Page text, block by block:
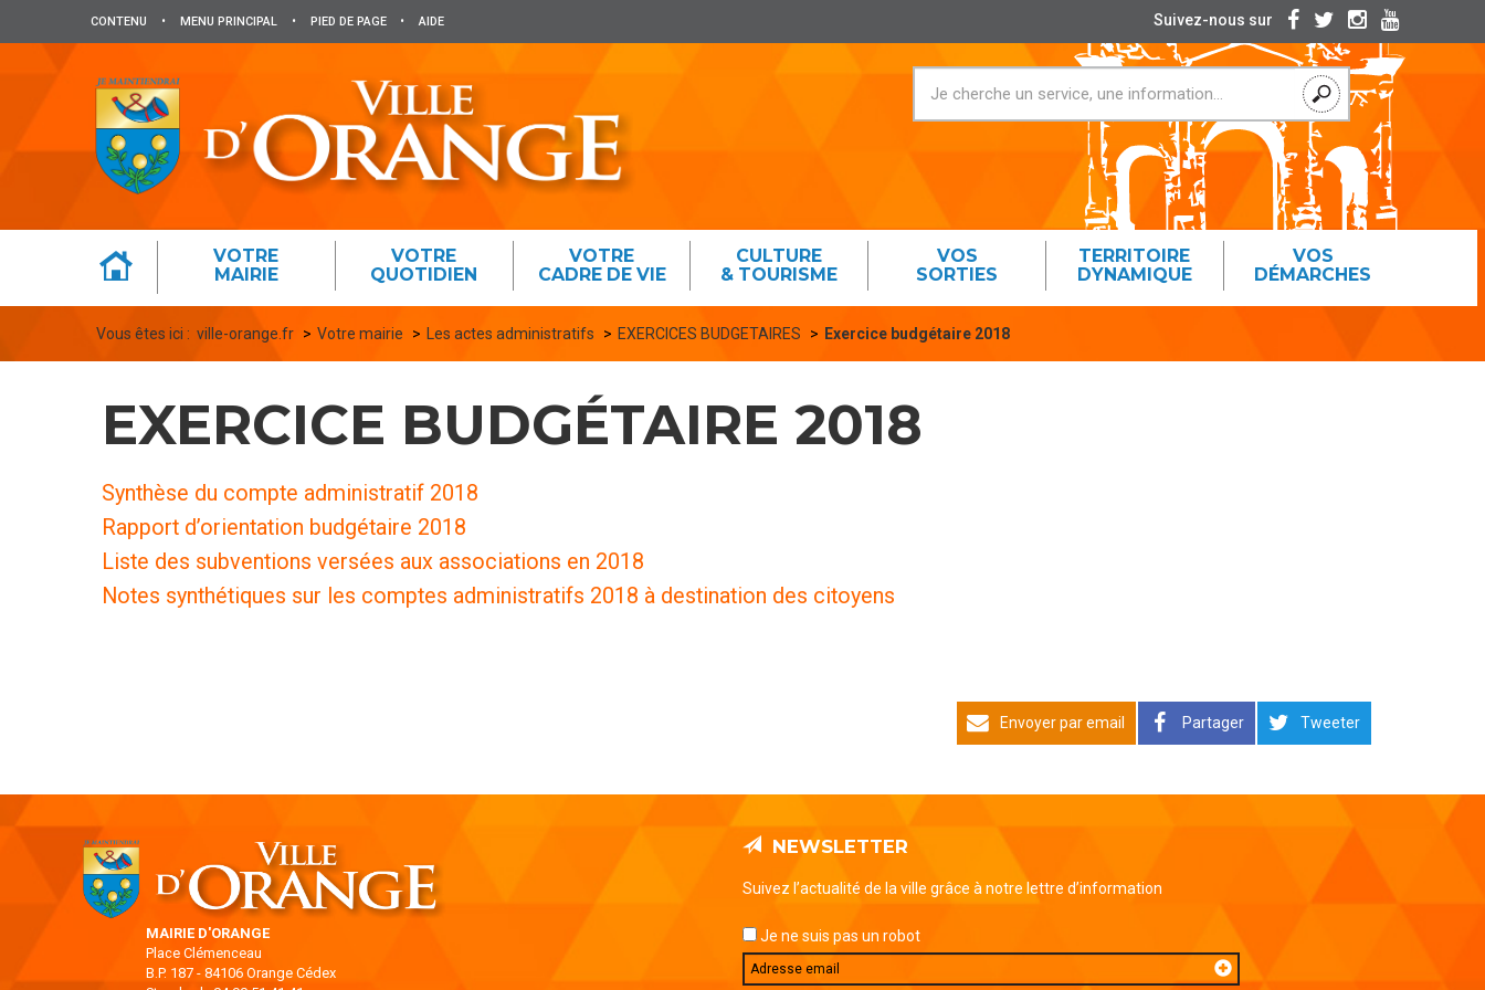
CONTENU • MENU PRINCIPAL • PIED DE PAGE • AIDE
VOTRE
MAIRIE
VOTRE
QUOTIDIEN
VOTRE
CADRE DE VIE
CULTURE
& TOURISME
VOS
SORTIES
TERRITOIRE
DYNAMIQUE
VOS
DÉMARCHES
Suivez-nous sur
Vous êtes ici : ville-orange.fr Votre mairie Les actes administratifs EXERCICES BUDGETAIRES Exercice budgétaire 2018
EXERCICE BUDGÉTAIRE 2018
Synthèse du compte administratif 2018
Rapport d’orientation budgétaire 2018
Liste des subventions versées aux associations en 2018
Notes synthétiques sur les comptes administratifs 2018 à destination des citoyens
Envoyer par email Partager Tweeter
MAIRIE D'ORANGE
Place Clémenceau
B.P. 187 - 84106 Orange Cédex
NEWSLETTER
Suivez l’actualité de la ville grâce à notre lettre d’information
Je ne suis pas un robot
Email